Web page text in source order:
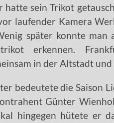
hatte sein Trikot
laufender Kamera
später konnte
erkennen.
in der Altstadt
bedeutete die Saison
Günter
hingegen hütete er